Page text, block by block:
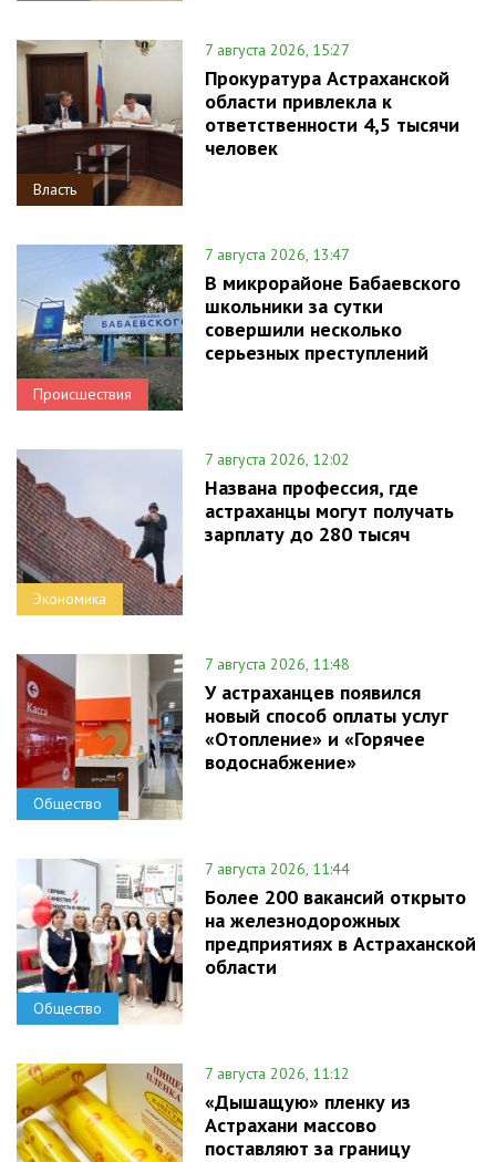
Власть
7 августа 2026, 15:27
Прокуратура Астраханской
области привлекла к
ответственности 4,5 тысячи
человек
Происшествия
7 августа 2026, 13:47
В микрорайоне Бабаевского
школьники за сутки
совершили несколько
серьезных преступлений
Экономика
7 августа 2026, 12:02
Названа профессия, где
астраханцы могут получать
зарплату до 280 тысяч
Общество
7 августа 2026, 11:48
У астраханцев появился
новый способ оплаты услуг
«Отопление» и «Горячее
водоснабжение»
Общество
7 августа 2026, 11:44
Более 200 вакансий открыто
на железнодорожных
предприятиях в Астраханской
области
7 августа 2026, 11:12
«Дышащую» пленку из
Астрахани массово
поставляют за границу